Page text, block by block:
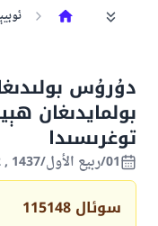
دۇرۇس
بولمايدىغان
توغرىسىدا
01/ربيع الأول/1437 , 12/دېكابىر/2015
سوئال 115148